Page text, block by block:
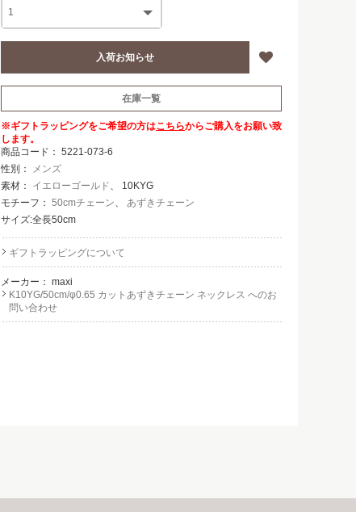
在庫一覧
※ギフトラッピングをご希望の方はこちらからご購入をお願い致
します。
商品コード： 5221-073-6
性別：
メンズ
素材： イエローゴールド、 10KYG
モチーフ： 50cmチェーン、 あずきチェーン
サイズ:全長50cm
ギフトラッピングについて
メーカー： maxi
K10YG/50cm/φ0.65 カットあずきチェーン ネックレス へのお
問い合わせ